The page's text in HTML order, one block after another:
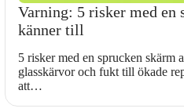
Varning: 5 risker med en
känner till
5 risker med en sprucken skärm
glasskärvor och fukt till ökade
att…